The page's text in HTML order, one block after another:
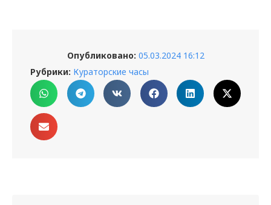
Опубликовано: 05.03.2024 16:12
Рубрики: Кураторские часы